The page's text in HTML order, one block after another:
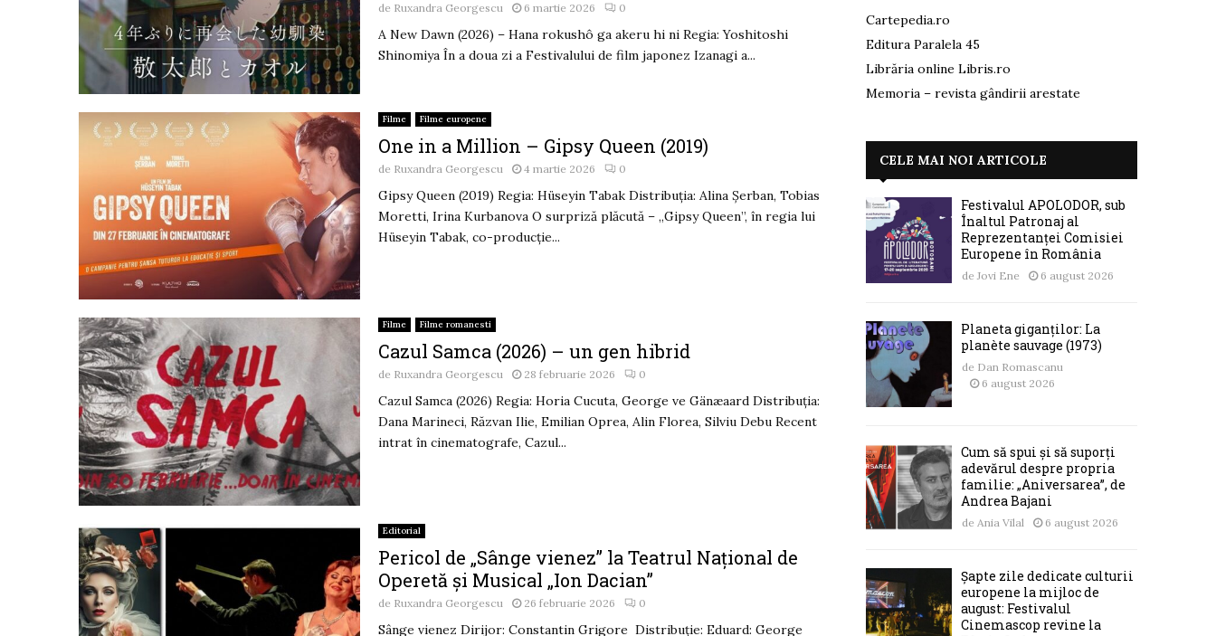
de Ruxandra Georgescu 6 martie 2026 0
A New Dawn (2026) – Hana rokushô ga akeru hi ni Regia: Yoshitoshi
Shinomiya În a doua zi a Festivalului de film japonez Izanagi a...
Filme Filme europene
One in a Million – Gipsy Queen (2019)
de Ruxandra Georgescu 4 martie 2026 0
Gipsy Queen (2019) Regia: Hüseyin Tabak Distribuția: Alina Șerban, Tobias
Moretti, Irina Kurbanova O surpriză plăcută – „Gipsy Queen”, în regia lui
Hüseyin Tabak, co-producție...
Filme Filme romanesti
Cazul Samca (2026) – un gen hibrid
de Ruxandra Georgescu 28 februarie 2026 0
Cazul Samca (2026) Regia: Horia Cucuta, George ve Gänæaard Distribuția:
Dana Marineci, Răzvan Ilie, Emilian Oprea, Alin Florea, Silviu Debu Recent
intrat în cinematografe, Cazul...
Editorial
Pericol de „Sânge vienez” la Teatrul Național de
Operetă și Musical „Ion Dacian”
de Ruxandra Georgescu 26 februarie 2026 0
Sânge vienez Dirijor: Constantin Grigore Distribuție: Eduard: George
Cartepedia.ro
Editura Paralela 45
Librăria online Libris.ro
Memoria – revista gândirii arestate
CELE MAI NOI ARTICOLE
Festivalul APOLODOR, sub
Înaltul Patronaj al
Reprezentanței Comisiei
Europene în România
de Jovi Ene 6 august 2026
Planeta giganților: La
planète sauvage (1973)
de Dan Romascanu
6 august 2026
Cum să spui și să suporți
adevărul despre propria
familie: „Aniversarea”, de
Andrea Bajani
de Ania Vilal 6 august 2026
Șapte zile dedicate culturii
europene la mijloc de
august: Festivalul
Cinemascop revine la